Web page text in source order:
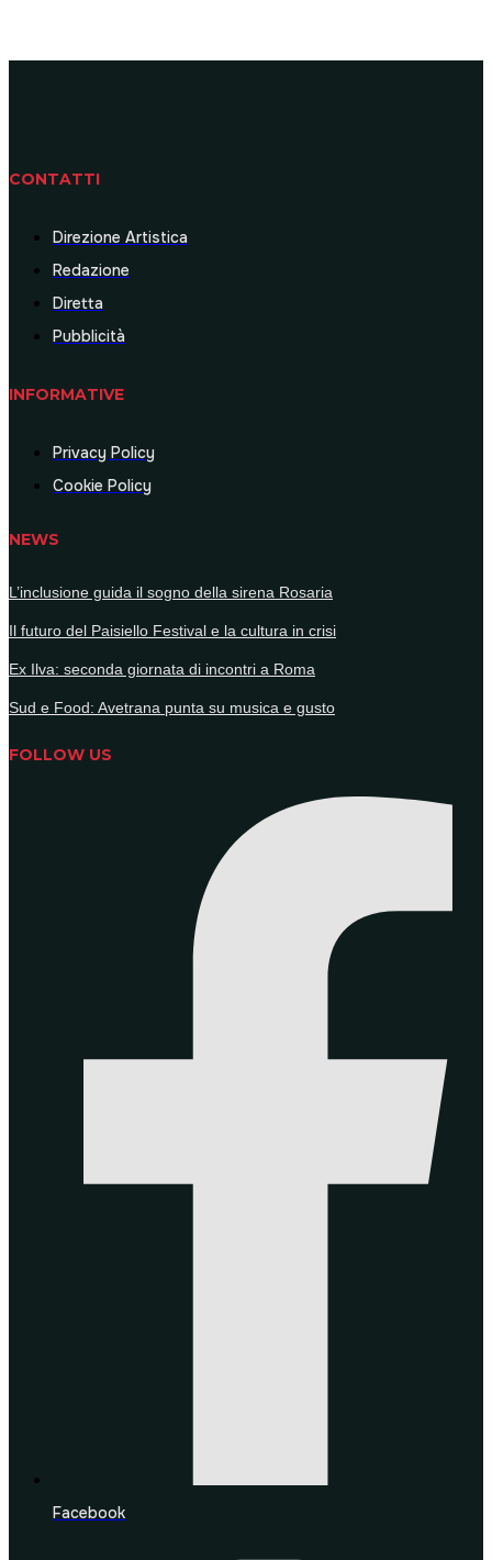
CONTATTI
Direzione Artistica
Redazione
Diretta
Pubblicità
INFORMATIVE
Privacy Policy
Cookie Policy
NEWS
L’inclusione guida il sogno della sirena Rosaria
Il futuro del Paisiello Festival e la cultura in crisi
Ex Ilva: seconda giornata di incontri a Roma
Sud e Food: Avetrana punta su musica e gusto
FOLLOW US
Facebook